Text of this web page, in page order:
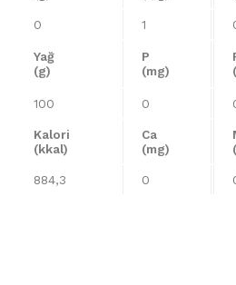
0 1
Yağ
(g)
P
(mg)
100 0
Kalori
(kkal)
Ca
(mg)
884,3 0